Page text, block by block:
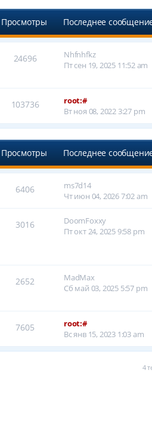
Просмотры Последнее
24696
Nhfnhfkz
Пт сен 19, 2025 11:52 am
103736
root:#
Вт ноя 08, 2022 3:27 pm
Просмотры Последнее
6406
ms7d14
Чт июн 04, 2026 7:02 am
3016
DoomFoxxy
Пт окт 24, 2025 9:58 pm
2652
MadMax
Сб май 03, 2025 5:57 pm
7605
root:#
Вс янв 15, 2023 1:03 am
4